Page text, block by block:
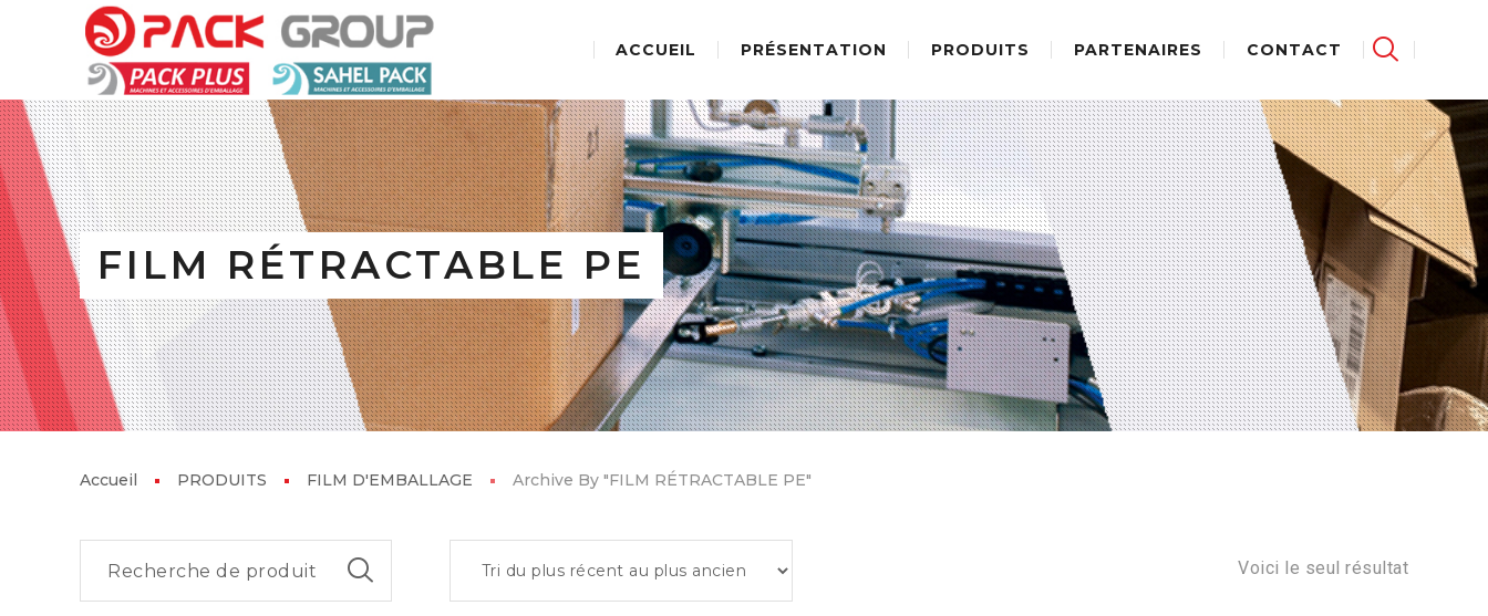
ACCUEIL PRÉSENTATION PRODUITS PARTENAIRES CONTACT
FILM RÉTRACTABLE PE
Accueil PRODUITS FILM D'EMBALLAGE Archive By "FILM RÉTRACTABLE PE"
Voici le seul résultat